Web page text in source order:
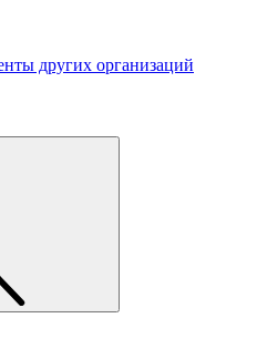
других организаций